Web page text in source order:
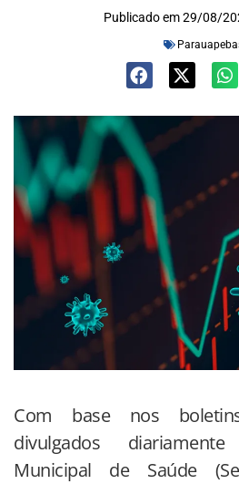
Publicado em 29/08/
Com base nos
divulgados
Municipal de Saúde